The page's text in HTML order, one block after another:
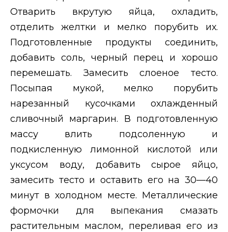
Отварить вкрутую яйца, охладить,
отделить желтки и мелко порубить их.
Подготовленные продукты соединить,
добавить соль, черный перец и хорошо
перемешать. Замесить слоеное тесто.
Посыпая мукой, мелко порубить
нарезанный кусочками охлажденный
сливочный маргарин. В подготовленную
массу влить подсоленную и
подкисленную лимонной кислотой или
уксусом воду, добавить сырое яйцо,
замесить тесто и оставить его на 30—40
минут в холодном месте. Металлические
формочки для выпекания смазать
растительным маслом, переливая его из